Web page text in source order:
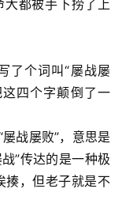
都被手下捞了上
了个词叫“屡战屡
四个字颠倒了一
战屡败”，意思是
”传达的是一种极
，但老子就是不